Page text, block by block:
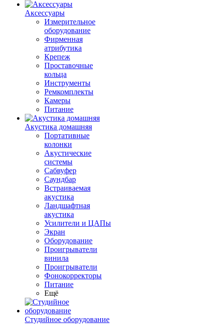
Аксессуары
Измерительное
оборудование
Фирменная
атрибутика
Крепеж
Проставочные
кольца
Инструменты
Ремкомплекты
Камеры
Питание
Акустика домашняя
Портативные
колонки
Акустические
системы
Сабвуфер
Саундбар
Встраиваемая
акустика
Ландшафтная
акустика
Усилители и ЦАПы
Экран
Оборудование
Проигрыватели
винила
Проигрыватели
Фонокорректоры
Питание
Ещё
Студийное оборудование